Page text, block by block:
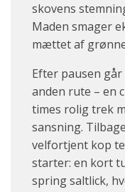
skovens
Maden smager
mættet af
Efter pausen
anden rute – en
times rolig trek
sansning.
velfortjent kop
starter: en kort
spring saltlick,